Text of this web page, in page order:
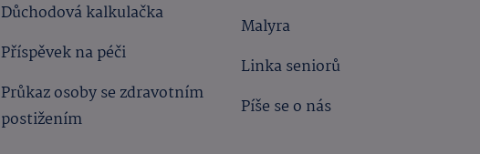
Důchodová kalkulačka
Příspěvek na péči
Průkaz osoby se zdravotním
postižením
Malyra
Linka seniorů
Píše se o nás